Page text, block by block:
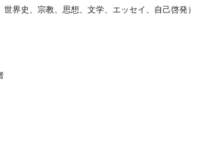
界史、宗教、思想、文学、エッセイ、自己啓発）